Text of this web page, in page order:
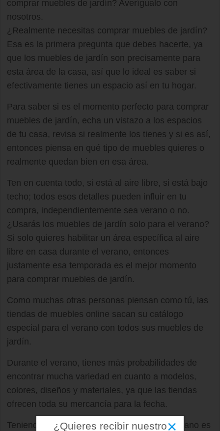
comprar muebles de jardín? Averígualo con
nosotros.
¿Realmente necesitas comprar muebles de jardín?
Esa es la primera pregunta que debes hacerte, ya
que los muebles de jardín son precisamente para
esta área de la casa, así que lo ideal es saber si
efectivamente tienes un espacio así en tu hogar.
Para saber si es el momento perfecto para comprar
muebles de jardín, echa un vistazo a los espacios
de tu casa, revisa si realmente los tienes y si es así,
entonces piensa en qué tipo de muebles quieres o
realmente quedan bien en esa área.
Ten en cuenta todo, si está al aire libre, si está bajo
techo; todos esos detalles pueden influir en tu
compra, independientemente sea verano o no.
¿Usarás los muebles de jardín solo para el verano?
Si solo quieres habilitar un área específica al aire
libre en casa durante el verano, entonces
justamente esa temporada es el mejor momento
para comprar muebles de jardín.
Como muchas otras personas piensan como tú, las
tiendas de muebles online sacan su catálogo
especial para el verano con todos sus muebles de
jardín.
Durante el verano, tienes más probabilidades de
encontrar mucha variedad en cuanto a modelos,
colores, diseños y materiales, ya que las tiendas
ofrecen toda su mercancía para la fecha.
Teniendo en cuenta lo anterior, durante el verano es
×
¿Quieres recibir nuestro